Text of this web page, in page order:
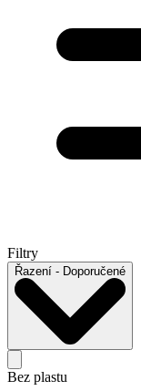
Filtry
Řazení - Doporučené
Bez plastu